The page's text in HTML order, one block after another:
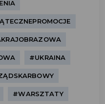
#UKRAINA
#WARSZTATY